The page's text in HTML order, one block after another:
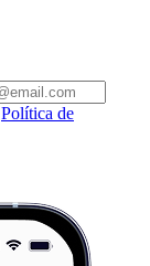
Política de